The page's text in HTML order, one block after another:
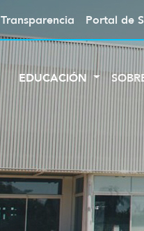
Transparencia Portal de
EDUCACIÓN